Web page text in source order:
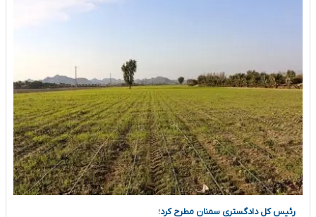
رئیس کل دادگستری سمنان مطرح کرد؛